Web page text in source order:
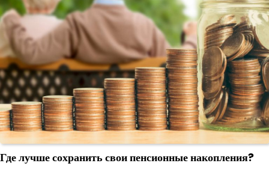
Где лучше сохранить свои пенсионные накопления?